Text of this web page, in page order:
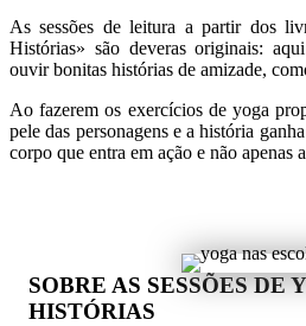
As sessões de leitura a partir dos
Histórias» são deveras originais:
ouvir bonitas histórias de amizade,
Ao fazerem os exercícios de yoga
pele das personagens e a história
corpo que entra em ação e não apenas
SOBRE AS SESSÕES DE
HISTÓRIAS